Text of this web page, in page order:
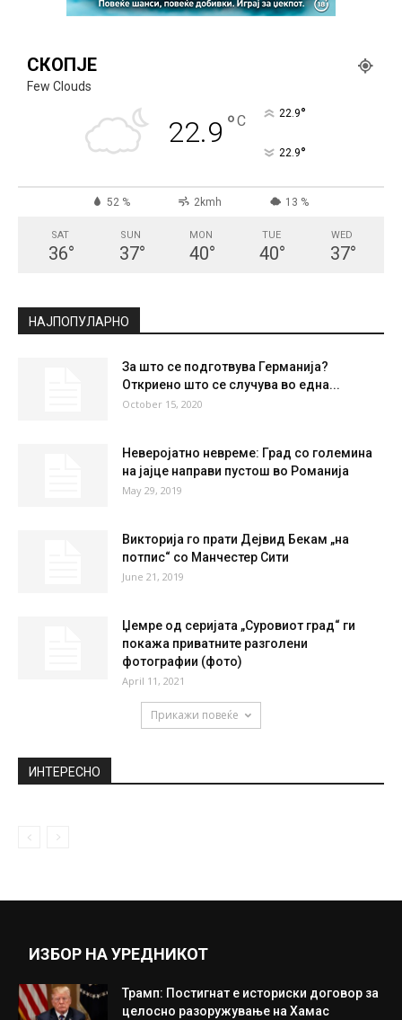
СКОПЈЕ
Few Clouds
22.9 °C 22.9°
22.9°
52 % 2kmh 13 %
SAT
36°
SUN
37°
MON
40°
TUE
40°
WED
37°
НАЈПОПУЛАРНО
За што се подготвува Германија?
Откриено што се случува во една...
October 15, 2020
Неверојатно невреме: Град со големина
на јајце направи пустош во Романија
May 29, 2019
Викторија го прати Дејвид Бекам „на
потпис“ со Манчестер Сити
June 21, 2019
Џемре од серијата „Суровиот град“ ги
покажа приватните разголени
фотографии (фото)
April 11, 2021
Прикажи повеќе
ИНТЕРЕСНО
ИЗБОР НА УРЕДНИКОТ
Трамп: Постигнат е историски договор за
целосно разоружување на Хамас